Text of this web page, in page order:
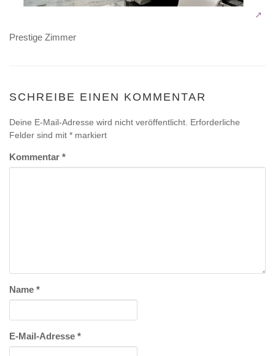
Prestige Zimmer
SCHREIBE EINEN KOMMENTAR
Deine E-Mail-Adresse wird nicht veröffentlicht. Erforderliche
Felder sind mit * markiert
Kommentar *
Name *
E-Mail-Adresse *